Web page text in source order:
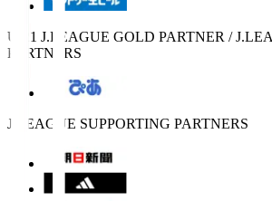
U-21 J.LEAGUE GOLD PARTNER /
PARTNERS
J.LEAGUE SUPPORTING PARTNERS